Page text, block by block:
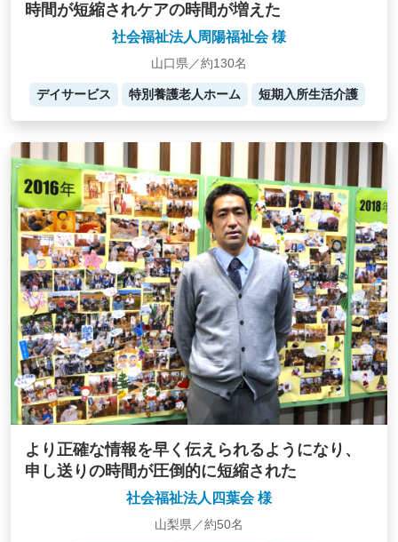
時間が短縮されケアの時間が増えた
社会福祉法人周陽福祉会 様
山口県／約130名
デイサービス 特別養護老人ホーム 短期入所生活介護
より正確な情報を早く伝えられるようになり、
申し送りの時間が圧倒的に短縮された
社会福祉法人四葉会 様
山梨県／約50名